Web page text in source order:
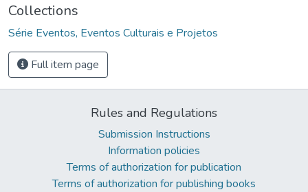
Collections
Série Eventos, Eventos Culturais e Projetos
Full item page
Rules and Regulations
Submission Instructions
Information policies
Terms of authorization for publication
Terms of authorization for publishing books